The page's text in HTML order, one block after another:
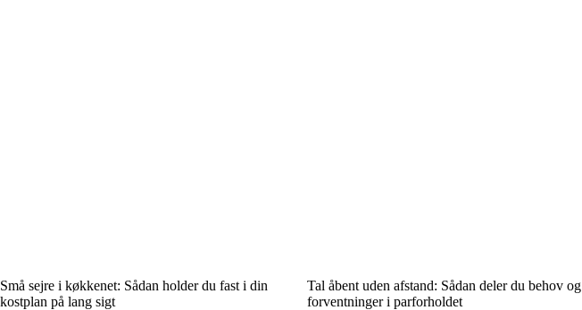
Små sejre i køkkenet: Sådan holder du fast i din
kostplan på lang sigt
Tal åbent uden afstand: Sådan deler du behov og
forventninger i parforholdet